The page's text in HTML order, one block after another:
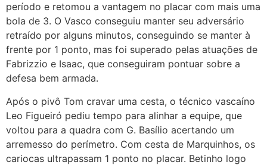
período e retomou a vantagem no placar com mais uma
bola de 3. O Vasco conseguiu manter seu adversário
retraído por alguns minutos, conseguindo se manter à
frente por 1 ponto, mas foi superado pelas atuações de
Fabrizzio e Isaac, que conseguiram pontuar sobre a
defesa bem armada.
Após o pivô Tom cravar uma cesta, o técnico vascaíno
Leo Figueiró pediu tempo para alinhar a equipe, que
voltou para a quadra com G. Basílio acertando um
arremesso do perímetro. Com cesta de Marquinhos, os
cariocas ultrapassam 1 ponto no placar. Betinho logo